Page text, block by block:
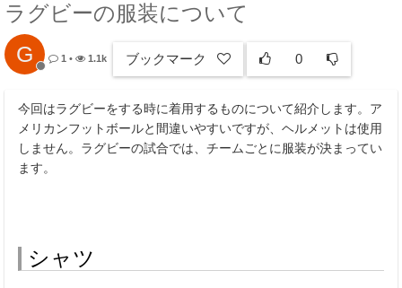
ラグビーの服装について
G 1 • 1.1k ブックマーク 0
今回はラグビーをする時に着用するものについて紹介します。ア
メリカンフットボールと間違いやすいですが、ヘルメットは使用
しません。ラグビーの試合では、チームごとに服装が決まってい
ます。
シャツ